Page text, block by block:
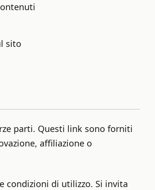
sito
parti. Questi link sono forniti
affiliazione o
condizioni di utilizzo. Si invita